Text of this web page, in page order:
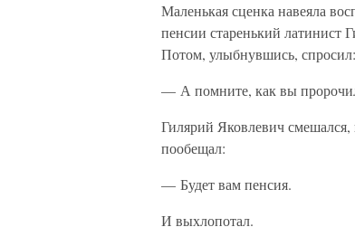
Маленькая сценка навеяла
пенсии старенький латинист
Потом, улыбнувшись, спросил:
— А помните, как вы
Гилярий Яковлевич
пообещал:
— Будет вам пенсия.
И выхлопотал.